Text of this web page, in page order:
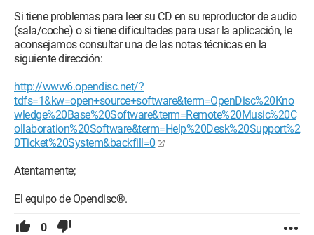
Si tiene problemas para leer su CD en su reproductor de audio
(sala/coche) o si tiene dificultades para usar la aplicación, le
aconsejamos consultar una de las notas técnicas en la
siguiente dirección:
http://www6.opendisc.net/?
tdfs=1&kw=open+source+software&term=OpenDisc%20Kno
wledge%20Base%20Software&term=Remote%20Music%20C
ollaboration%20Software&term=Help%20Desk%20Support%2
0Ticket%20System&backfill=0
Atentamente;
El equipo de Opendisc®.
0